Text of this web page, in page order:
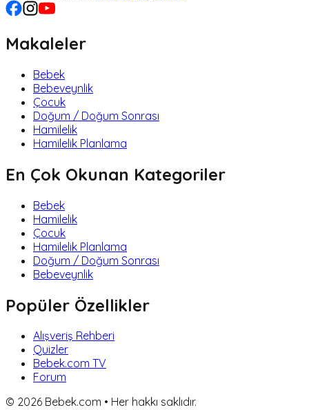
Makaleler
Bebek
Bebeveynlik
Çocuk
Doğum / Doğum Sonrası
Hamilelik
Hamilelik Planlama
En Çok Okunan Kategoriler
Bebek
Hamilelik
Çocuk
Hamilelik Planlama
Doğum / Doğum Sonrası
Bebeveynlik
Popüler Özellikler
Alışveriş Rehberi
Quizler
Bebek.com TV
Forum
© 2026 Bebek.com • Her hakkı saklıdır.